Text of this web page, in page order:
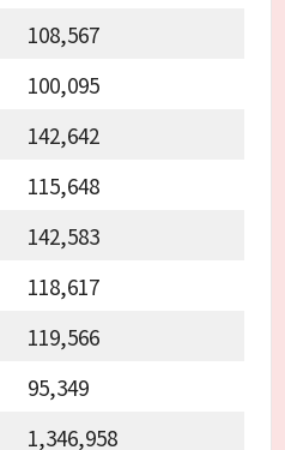
108,567
100,095
142,642
115,648
142,583
118,617
119,566
95,349
1,346,958